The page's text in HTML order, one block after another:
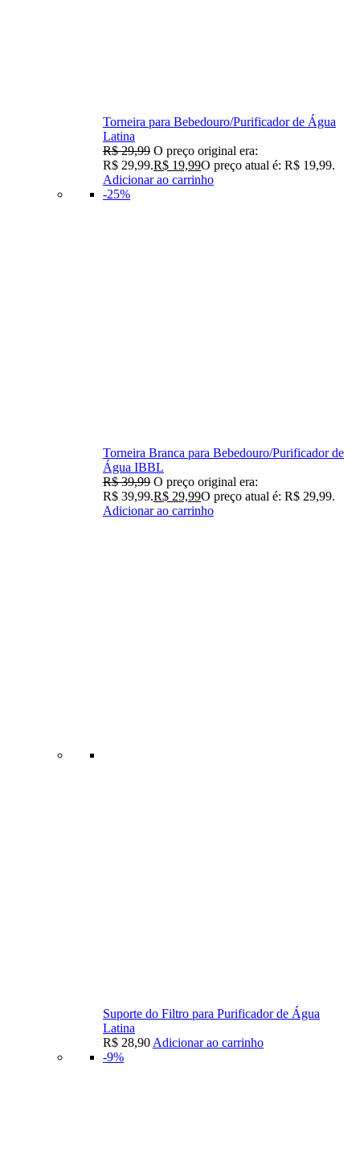
Torneira para Bebedouro/Purificador de Água
Latina
R$29,99 O preço original era:
R$ 29,99.R$ 19,99O preço atual é: R$ 19,99.
Adicionar ao carrinho
-25%
Torneira Branca para Bebedouro/Purificador de
Água IBBL
R$39,99 O preço original era:
R$ 39,99.R$ 29,99O preço atual é: R$ 29,99.
Adicionar ao carrinho
Suporte do Filtro para Purificador de Água
Latina
R$ 28,90 Adicionar ao carrinho
-9%